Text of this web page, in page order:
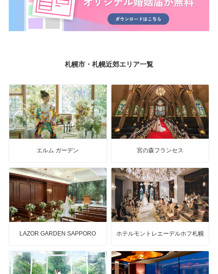
札幌市・札幌近郊エリア一覧
エルム ガーデン 宮の森フランセス
LAZOR GARDEN SAPPORO ホテルモントレエーデルホフ札幌